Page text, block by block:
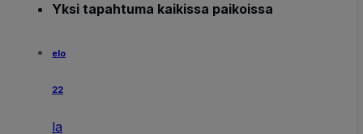
Yksi tapahtuma kaikissa paikoissa
elo
22
la